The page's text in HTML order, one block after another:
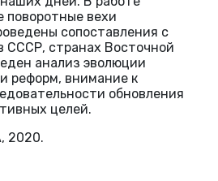
поворотные вехи
сопоставления с
СССР, странах Восточной
анализ эволюции
реформ, внимание к
обновления
целей.
2020.